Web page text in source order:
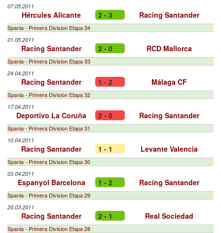
07.05.2011
Hércules Alicante 2 - 3 Racing Santander
Spania - Primera Division Etapa 34
01.05.2011
Racing Santander 2 - 0 RCD Mallorca
Spania - Primera Division Etapa 33
24.04.2011
Racing Santander 1 - 2 Málaga CF
Spania - Primera Division Etapa 32
17.04.2011
Deportivo La Coruña 2 - 0 Racing Santander
Spania - Primera Division Etapa 31
10.04.2011
Racing Santander 1 - 1 Levante Valencia
Spania - Primera Division Etapa 30
03.04.2011
Espanyol Barcelona 1 - 2 Racing Santander
Spania - Primera Division Etapa 29
20.03.2011
Racing Santander 2 - 1 Real Sociedad
Spania - Primera Division Etapa 28